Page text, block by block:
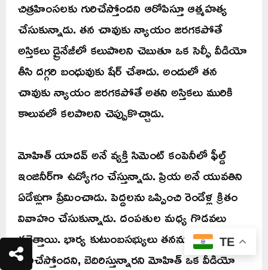
చిత్రహింసలకు గురిచేస్తోందని ఆరోపిస్తూ ఆత్మహత్య
చేసుకున్నాడు. తన చావుకు న్యాయం జరగకపోతే
అస్తికలు డ్రైనేజీలో కలుపాలని చెబుతూ ఒక సెల్ఫీ వీడియో
తీసి దగ్గరి బంధువుకు షేర్‌ చేశాడు. అందులో తన
చావుకు న్యాయం జరగకపోతే అతని అస్తికలు మురికి
కాలువలో కలపాలని చెప్పుకొచ్చాడు.
మోహిత్‌ యాదవ్ అనే వ్యక్తి సిమెంట్‌ కంపెనీలో ఫీల్డ్‌
ఇంజినీర్‌గా ఉద్యోగం చేస్తున్నాడు. ప్రియ అనే యువతిని
ఏడేళ్లుగా ప్రేమించాడు. పెద్దలను ఒప్పించి రెండేళ్ల క్రితం
వివాహం చేసుకున్నాడు. దంపతుల మధ్య గొడవలు
తలెత్తాయి. భార్య కుటుంబసభ్యులు తనను వేధింపులకు
గురిచేస్తోందని, బెదిరిస్తున్నారని మోహిత్‌ ఒక వీడియో
TE